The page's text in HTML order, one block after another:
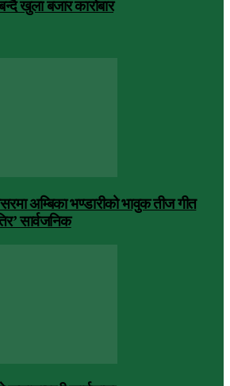
खुला बजार कारोबार
अम्बिका भण्डारीको भावुक तीज गीत
सार्वजनिक